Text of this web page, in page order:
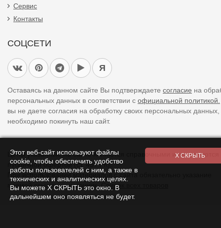
Сервис
Контакты
СОЦСЕТИ
Я
Оставаясь на данном сайте Вы подтверждаете согласие на
персональных данных в соответствии с официальной политикой.
вы не даете согласия на обработку своих персональных
необходимо покинуть наш сайт.
Цены указанные на сайте являются справочными и не являются
публичной офертой (ст. 437 ГК).
При использовании материалов с сайта обязательно указание
прямой ссылки на источник.Список всех товаров
Этот веб-сайт используют файлы
cookie, чтобы обеспечить удобство
работы пользователей с ним, а также в
технических и аналитических целях.
Вы можете Х СКРЫТЬ это окно. В
дальнейшем оно появляться не будет.